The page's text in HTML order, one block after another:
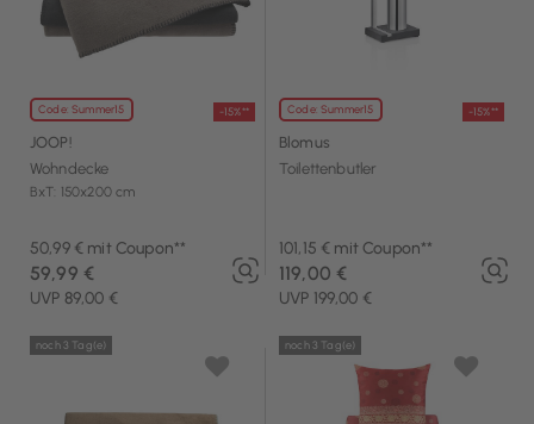
Code: Summer15 -15%**
JOOP!
Wohndecke
BxT: 150x200 cm
50,99 € mit Coupon**
UVP 89,00 €
59,99 €
Code: Summer15 -15%**
Blomus
Toilettenbutler
101,15 € mit Coupon**
UVP 199,00 €
119,00 €
noch 3 Tag(e) noch 3 Tag(e)